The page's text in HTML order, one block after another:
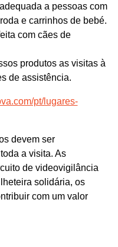
a pessoas com
e carrinhos de bebé.
com cães de
produtos as visitas à
de assistência.
pt/lugares-
devem ser
a visita. As
de videovigilância
solidária, os
com um valor